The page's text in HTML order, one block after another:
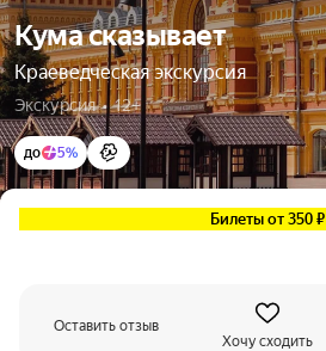
Кума сказывает
Краеведческая экскурсия
Экскурсия  •  12+
до 5%
Билеты от 350 ₽
Оставить отзыв
Хочу сходить